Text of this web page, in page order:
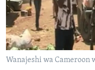
Wanajeshi wa Cameroon